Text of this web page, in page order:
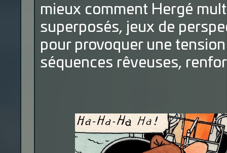
mieux comment Hergé
superposés, jeux de
pour provoquer une
séquences rêveuses,